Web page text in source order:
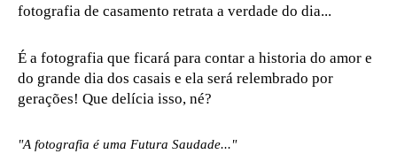
fotografia de casamento retrata a verdade do dia...
É a fotografia que ficará para contar a historia do amor e
do grande dia dos casais e ela será relembrado por
gerações! Que delícia isso, né?
"A fotografia é uma Futura Saudade..."